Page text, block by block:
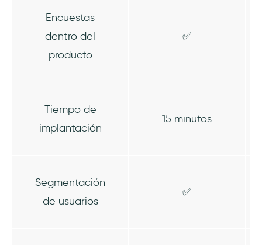
Encuestas
dentro del
producto
✅
Tiempo de
implantación
15 minutos
Segmentación
de usuarios
✅